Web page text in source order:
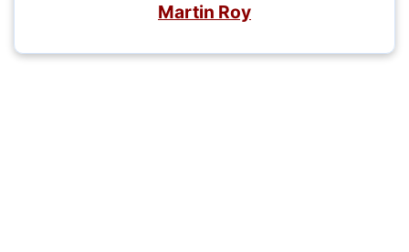
Martin Roy